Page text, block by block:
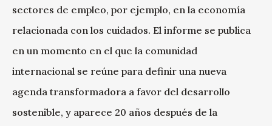
sectores de empleo, por ejemplo, en la economía
relacionada con los cuidados. El informe se publica
en un momento en el que la comunidad
internacional se reúne para definir una nueva
agenda transformadora a favor del desarrollo
sostenible, y aparece 20 años después de la